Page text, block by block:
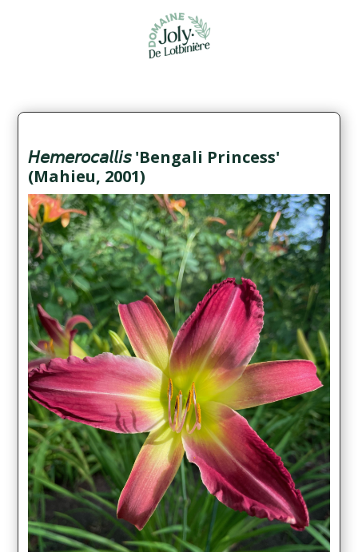
𝘏𝘦𝘮𝘦𝘳𝘰𝘤𝘢𝘭𝘭𝘪𝘴 'Bengali Princess'
(Mahieu, 2001)